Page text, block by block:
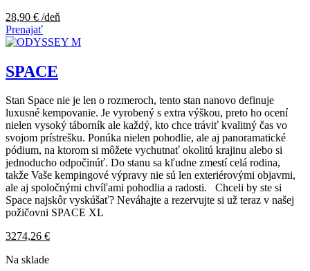
28,90 € /deň
Prenajať
SPACE
Stan Space nie je len o rozmeroch, tento stan nanovo definuje
luxusné kempovanie. Je vyrobený s extra výškou, preto ho ocení
nielen vysoký táborník ale každý, kto chce tráviť kvalitný čas vo
svojom prístrešku. Ponúka nielen pohodlie, ale aj panoramatické
pódium, na ktorom si môžete vychutnať okolitú krajinu alebo si
jednoducho odpočinúť. Do stanu sa kľudne zmestí celá rodina,
takže Vaše kempingové výpravy nie sú len exteriérovými objavmi,
ale aj spoločnými chvíľami pohodlia a radosti. Chceli by ste si
Space najskôr vyskúšať? Neváhajte a rezervujte si už teraz v našej
požičovni SPACE XL
3274,26 €
Na sklade